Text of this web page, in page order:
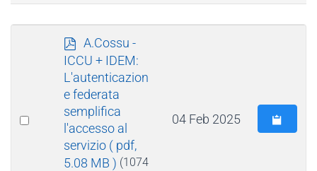
Select
p
d
f
A.Cossu -
ICCU + IDEM:
L'autenticazion
e federata
semplifica
l'accesso al
servizio ( pdf,
5.08 MB ) (1074
04 Feb 2025